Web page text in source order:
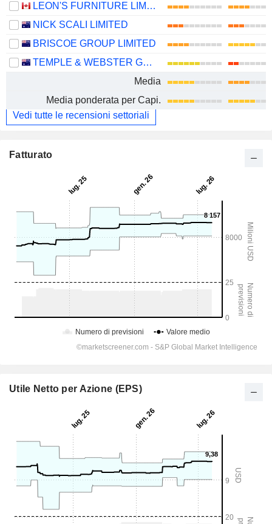
LEON'S FURNITURE LIMITED
NICK SCALI LIMITED
BRISCOE GROUP LIMITED
TEMPLE & WEBSTER GROUP LTD
Media
Media ponderata per Capi.
Vedi tutte le recensioni settoriali
Fatturato
Utile Netto per Azione (EPS)